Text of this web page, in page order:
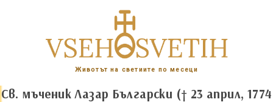
Животът на светиите по месеци
Св. мъченик Лазар Български († 23 април, 1774